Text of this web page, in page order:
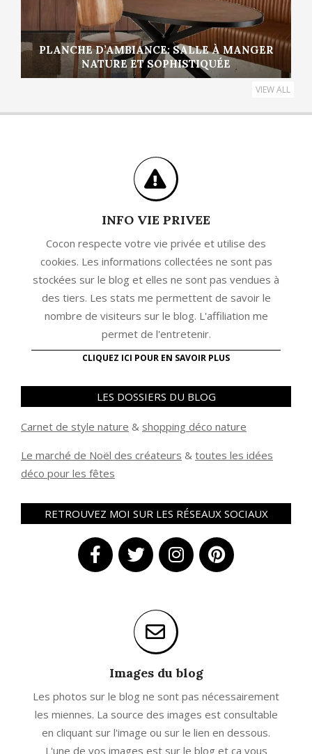
PLANCHE D’AMBIANCE: SALLE À MANGER
NATURE ET SOPHISTIQUÉE
VIEW ALL
INFO VIE PRIVEE
Cocon respecte votre vie privée et utilise des
cookies. Les informations collectées ne sont pas
stockées sur le blog et elles ne sont pas vendues à
des tiers. Les stats me permettent de savoir le
nombre de visiteurs sur le blog. L'affiliation me
permet de l'entretenir.
CLIQUEZ ICI POUR EN SAVOIR PLUS
LES DOSSIERS DU BLOG
Carnet de style nature & shopping déco nature
Le marché de Noël des créateurs & toutes les idées
déco pour les fêtes
RETROUVEZ MOI SUR LES RÉSEAUX SOCIAUX
Images du blog
Les photos sur le blog ne sont pas nécessairement
les miennes. La source des images est consultable
en cliquant sur l'image ou sur le lien en dessous.
L'une de vos images est sur le blog et ça vous